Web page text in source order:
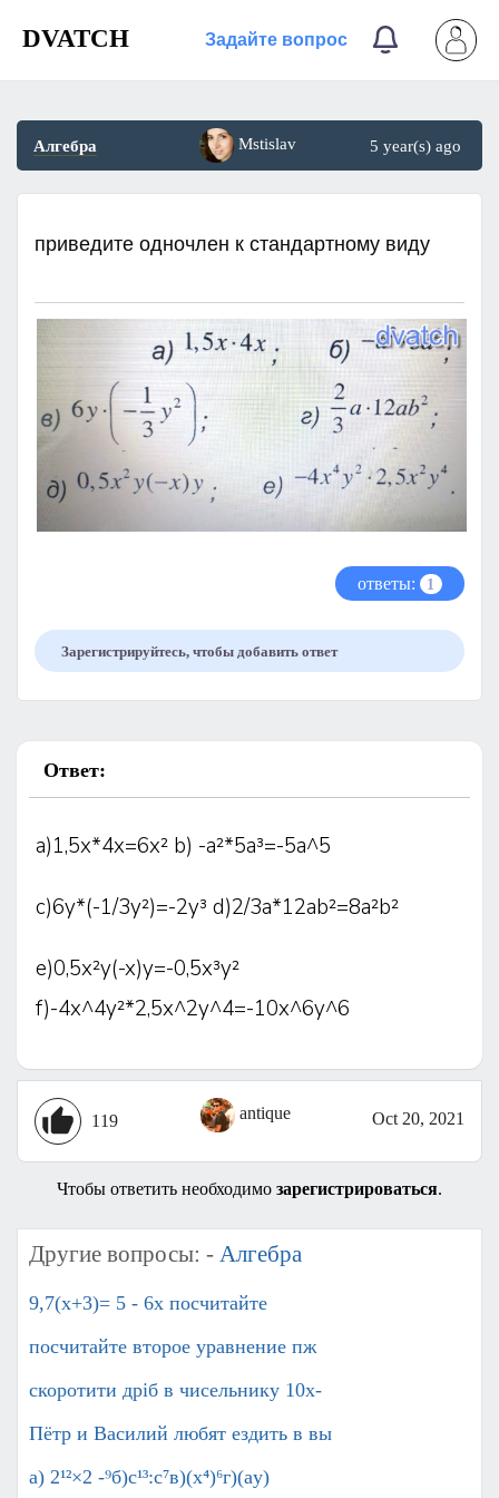
DVATCH Задайте вопрос
Алгебра Mstislav 5 year(s) ago
приведите одночлен к стандартному виду ​
ответы: 1
Зарегистрируйтесь, чтобы добавить ответ
Ответ:
a)1,5x*4x=6x² b) -a²*5a³=-5a^5
c)6y*(-1/3y²)=-2y³ d)2/3a*12ab²=8a²b²
e)0,5x²y(-x)y=-0,5x³y²
f)-4x^4y²*2,5x^2y^4=-10x^6y^6
119 antique Oct 20, 2021
Чтобы ответить необходимо зарегистрироваться.
Другие вопросы: - Алгебра
9,7(х+3)= 5 - 6х посчитайте
посчитайте второе уравнение пж
скоротити дріб в чисельнику 10x-
Пётр и Василий любят ездить в вы
а) 2¹²×2 -⁹б)с¹³:с⁷в)(х⁴)⁶г)(ay)